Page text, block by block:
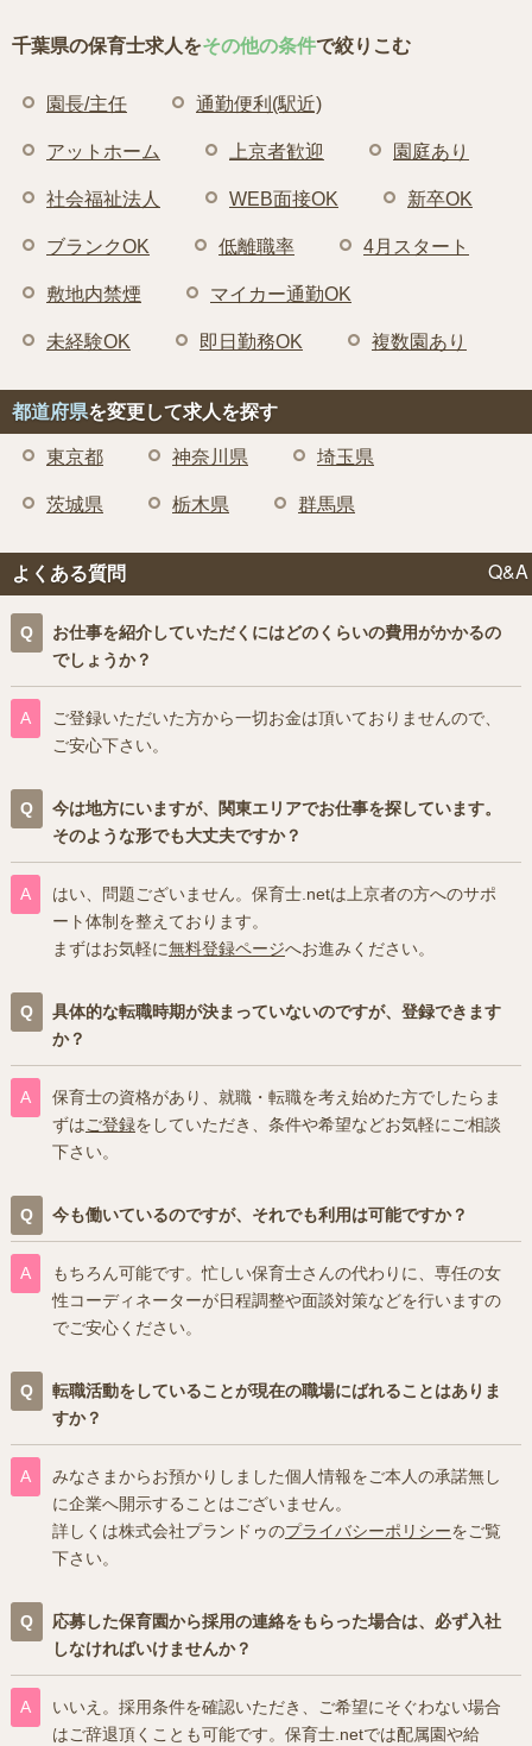
千葉県の保育士求人をその他の条件で絞りこむ
園長/主任 通勤便利(駅近)
アットホーム 上京者歓迎 園庭あり
社会福祉法人 WEB面接OK 新卒OK
ブランクOK 低離職率 4月スタート
敷地内禁煙 マイカー通勤OK
未経験OK 即日勤務OK 複数園あり
都道府県を変更して求人を探す
東京都 神奈川県 埼玉県
茨城県 栃木県 群馬県
よくある質問 Q&A
お仕事を紹介していただくにはどのくらいの費用がかかるの
でしょうか？
ご登録いただいた方から一切お金は頂いておりませんので、
ご安心下さい。
今は地方にいますが、関東エリアでお仕事を探しています。
そのような形でも大丈夫ですか？
はい、問題ございません。保育士.netは上京者の方へのサポ
ート体制を整えております。
まずはお気軽に無料登録ページへお進みください。
具体的な転職時期が決まっていないのですが、登録できます
か？
保育士の資格があり、就職・転職を考え始めた方でしたらま
ずはご登録をしていただき、条件や希望などお気軽にご相談
下さい。
今も働いているのですが、それでも利用は可能ですか？
もちろん可能です。忙しい保育士さんの代わりに、専任の女
性コーディネーターが日程調整や面談対策などを行いますの
でご安心ください。
転職活動をしていることが現在の職場にばれることはありま
すか？
みなさまからお預かりしました個人情報をご本人の承諾無し
に企業へ開示することはございません。
詳しくは株式会社プランドゥのプライバシーポリシーをご覧
下さい。
応募した保育園から採用の連絡をもらった場合は、必ず入社
しなければいけませんか？
いいえ。採用条件を確認いただき、ご希望にそぐわない場合
はご辞退頂くことも可能です。保育士.netでは配属園や給